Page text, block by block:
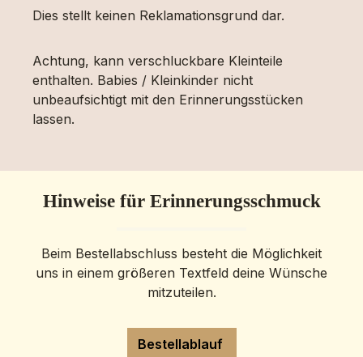
Dies stellt keinen Reklamationsgrund dar.
Achtung, kann verschluckbare Kleinteile
enthalten. Babies / Kleinkinder nicht
unbeaufsichtigt mit den Erinnerungsstücken
lassen.
Hinweise für Erinnerungsschmuck
Beim Bestellabschluss besteht die Möglichkeit
uns in einem größeren Textfeld deine Wünsche
mitzuteilen.
Bestellablauf